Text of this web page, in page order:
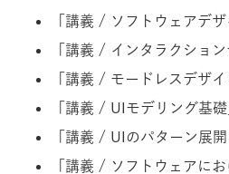
「講義 / ソフトウェアデザ
「講義 / インタラクション
「講義 / モードレスデザイ
「講義 / UIモデリング基礎
「講義 / UIのパターン展
「講義 / ソフトウェアにお